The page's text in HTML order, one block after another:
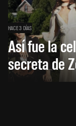
HACE 3 DÍAS
Así fue la
secreta de